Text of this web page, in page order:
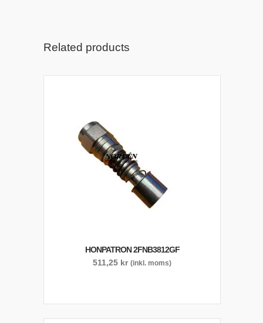
Related products
HONPATRON 2FNB3812GF
511,25 kr (inkl. moms)